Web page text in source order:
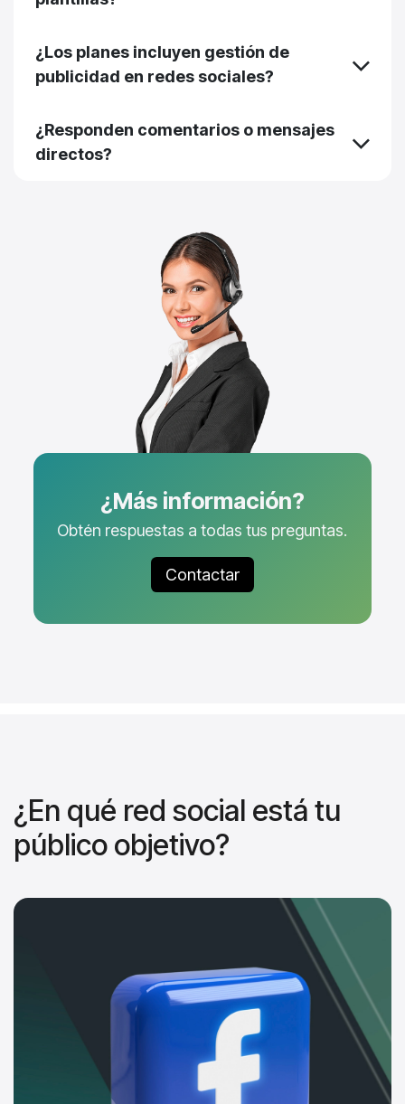
¿Los planes incluyen gestión de
publicidad en redes sociales?
¿Responden comentarios o mensajes
directos?
¿Más información?
Obtén respuestas a todas tus preguntas.
Contactar
¿En qué red social está tu
público objetivo?